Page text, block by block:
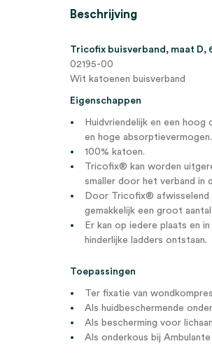
Beschrijving
Tricofix buisverband, maat D,
02195-00
Wit katoenen buisverband
Eigenschappen
Huidvriendelijk en een
en hoge absorptievermogen.
100% katoen.
Tricofix® kan worden
smaller door het verband in
Door Tricofix® afwisselend
gemakkelijk een groot
Er kan op iedere plaats en
hinderlijke ladders ontstaan.
Toepassingen
Ter fixatie van
Als huidbeschermende
Als bescherming voor
Als onderkous bij